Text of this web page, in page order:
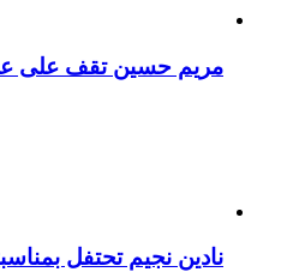
مريم حسين تقف على
نادين نجيم تحتفل